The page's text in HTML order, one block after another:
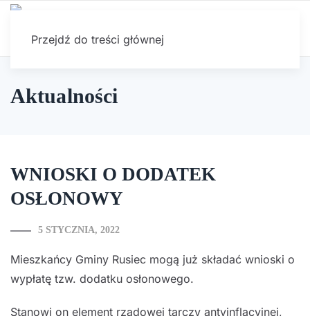
Przejdź do treści głównej
Aktualności
WNIOSKI O DODATEK
OSŁONOWY
5 STYCZNIA, 2022
Mieszkańcy Gminy Rusiec mogą już składać wnioski o
wypłatę tzw. dodatku osłonowego.
Stanowi on element rządowej tarczy antyinflacyjnej,